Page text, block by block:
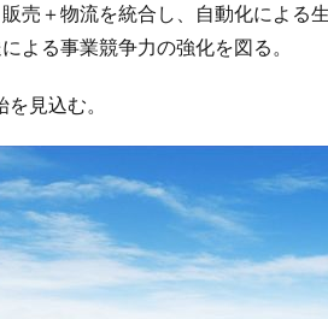
売＋物流を統合し、自動化による
よる事業競争力の強化を図る。
見込む。